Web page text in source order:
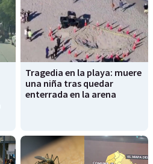
Tragedia en la playa: muere
una niña tras quedar
enterrada en la arena